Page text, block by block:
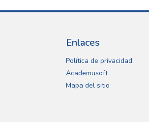
Enlaces
Política de privacidad
Academusoft
Mapa del sitio